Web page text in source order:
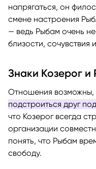
напрягаться, он
смене настроения
— ведь Рыбам очень
близости, сочувствия
Знаки Козерог и
Отношения возможны,
подстроиться друг
что Козерог всегда
организации
понять, что Рыбам
свободу.